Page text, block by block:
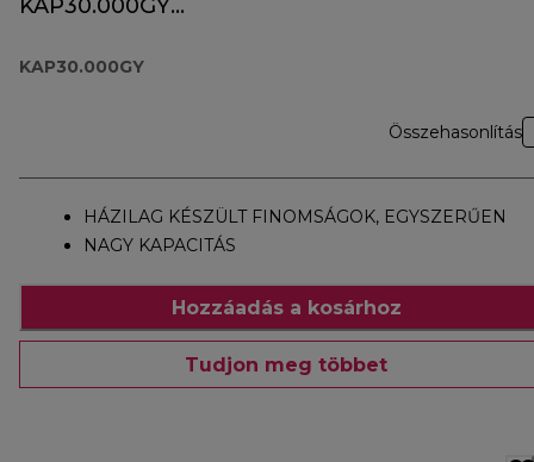
KAP30.000GY
KAP30.000GY
Összehasonlítás
HÁZILAG KÉSZÜLT FINOMSÁGOK, EGYSZERŰEN
NAGY KAPACITÁS
Hozzáadás a kosárhoz
Tudjon meg többet